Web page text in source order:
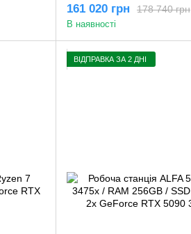
PRO 2000 16GB Blackwell
178 740 грн
161 020 грн
В наявності
ВІДПРАВКА ЗА 2 ДНІ